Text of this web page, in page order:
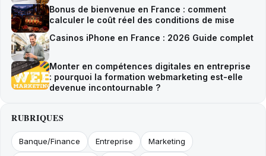
Bonus de bienvenue en France : comment
calculer le coût réel des conditions de mise
Casinos iPhone en France : 2026 Guide complet
Monter en compétences digitales en entreprise
: pourquoi la formation webmarketing est-elle
devenue incontournable ?
RUBRIQUES
Banque/Finance Entreprise Marketing